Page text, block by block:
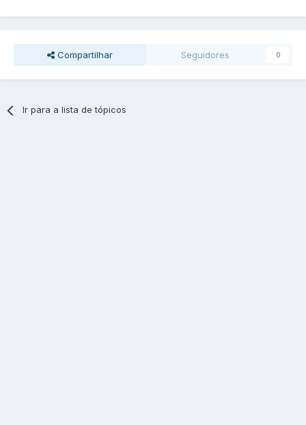
Compartilhar Seguidores 0
Ir para a lista de tópicos